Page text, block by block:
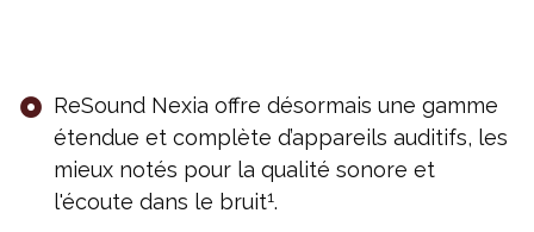
ReSound Nexia offre désormais une gamme
étendue et complète d’appareils auditifs, les
mieux notés pour la qualité sonore et
l'écoute dans le bruit1.